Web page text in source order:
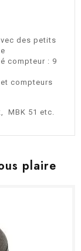
des petits
compteur : 9
compteurs
MBK 51 etc.
plaire